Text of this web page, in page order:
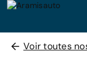
Voir toutes